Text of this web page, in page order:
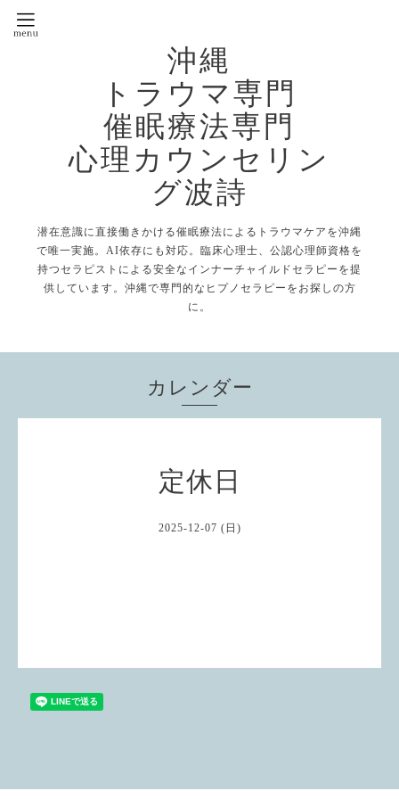
沖縄
トラウマ専門
催眠療法専門
心理カウンセリン
グ波詩
潜在意識に直接働きかける催眠療法によるトラウマケアを沖縄
で唯一実施。AI依存にも対応。臨床心理士、公認心理師資格を
持つセラピストによる安全なインナーチャイルドセラピーを提
供しています。沖縄で専門的なヒプノセラピーをお探しの方
に。
カレンダー
定休日
2025-12-07 (日)